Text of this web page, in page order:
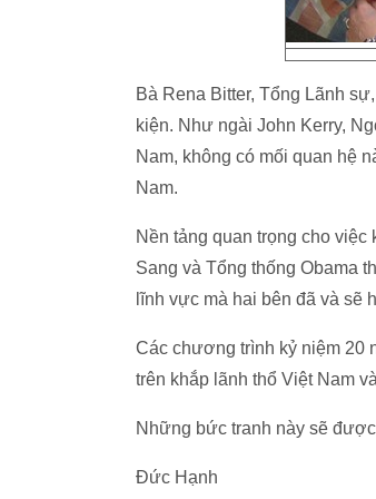
Bà Rena Bitter, Tổng Lãnh
kiện. Như ngài John Kerry,
Nam, không có mối quan hệ
Nam.
Nền tảng quan trọng cho
Sang và Tổng thống Obama
lĩnh vực mà hai bên đã và sẽ
Các chương trình kỷ niệm 20
trên khắp lãnh thổ Việt Nam
Những bức tranh này sẽ
Đức Hạnh